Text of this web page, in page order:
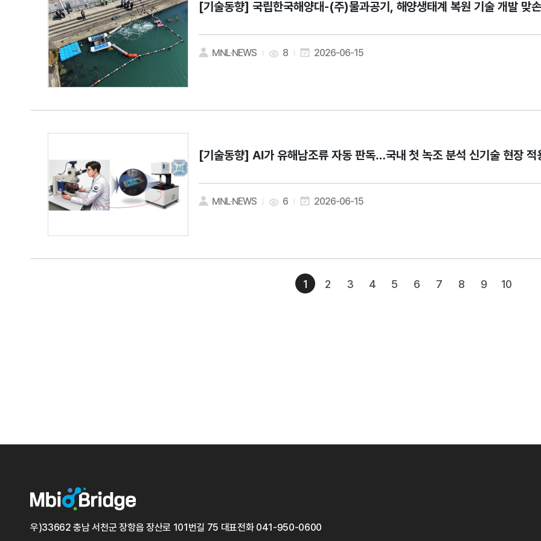
[기술동향] 국립한국해양대-(주)물과공기, 해양생태계 복원 기술 개발 맞
MNL·NEWS 8 2026-06-15
[기술동향] AI가 유해남조류 자동 판독…국내 첫 녹조 분석 신기술 현장 적
MNL·NEWS 6 2026-06-15
1 2 3 4 5 6 7 8 9 10
우)33662 충남 서천군 장항읍 장산로 101번길 75 대표전화 041-950-0600